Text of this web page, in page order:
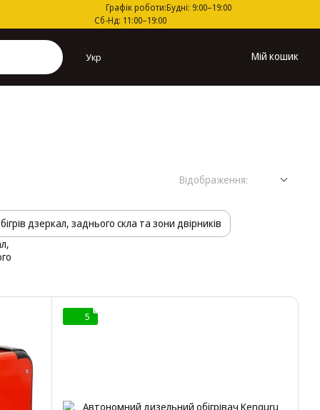
Графік роботи:Будні: 9:00–19:00
Сб-Нд: 11:00–19:00
Укр Мій кошик
Відображення:
дзеркал, заднього скла та зони двірників
5